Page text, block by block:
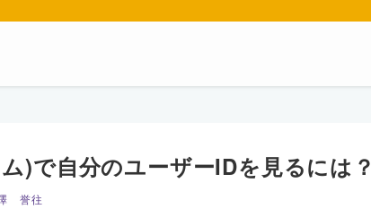
)で自分のユーザーIDを見るには？
誉往